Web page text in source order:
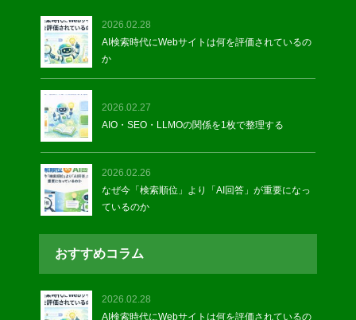
2026.02.28
AI検索時代にWebサイトは何を評価されているの
か
2026.02.27
AIO・SEO・LLMOの関係を1枚で整理する
2026.02.26
なぜ今「検索順位」より「AI回答」が重要になっ
ているのか
おすすめコラム
2026.02.28
AI検索時代にWebサイトは何を評価されているの